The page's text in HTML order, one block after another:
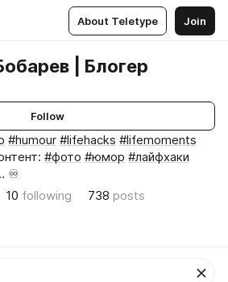
About Teletype Join
| Блогер
Follow
#humour #lifehacks #lifemoments
#фото #юмор #лайфхаки
♾️
10 following 738 posts